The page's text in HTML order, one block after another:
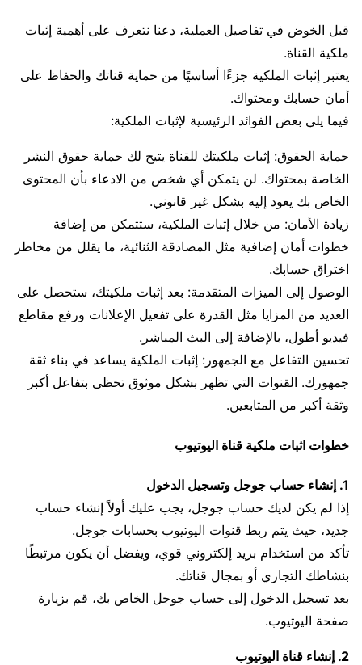
قبل الخوض في تفاصيل العملية، دعنا نتعرف على أهمية إثبات
ملكية القناة.
يعتبر إثبات الملكية جزءًا أساسيًا من حماية قناتك والحفاظ على
أمان حسابك ومحتواك.
فيما يلي بعض الفوائد الرئيسية لإثبات الملكية:
حماية الحقوق: إثبات ملكيتك للقناة يتيح لك حماية حقوق النشر
الخاصة بمحتواك. لن يتمكن أي شخص من الادعاء بأن المحتوى
الخاص بك يعود إليه بشكل غير قانوني.
زيادة الأمان: من خلال إثبات الملكية، ستتمكن من إضافة
خطوات أمان إضافية مثل المصادقة الثنائية، ما يقلل من مخاطر
اختراق حسابك.
الوصول إلى الميزات المتقدمة: بعد إثبات ملكيتك، ستحصل على
العديد من المزايا مثل القدرة على تفعيل الإعلانات ورفع مقاطع
فيديو أطول، بالإضافة إلى البث المباشر.
تحسين التفاعل مع الجمهور: إثبات الملكية يساعد في بناء ثقة
جمهورك. القنوات التي تظهر بشكل موثوق تحظى بتفاعل أكبر
وثقة أكبر من المتابعين.
خطوات اثبات ملكية قناة اليوتيوب
1. إنشاء حساب جوجل وتسجيل الدخول
إذا لم يكن لديك حساب جوجل، يجب عليك أولاً إنشاء حساب
جديد، حيث يتم ربط قنوات اليوتيوب بحسابات جوجل.
تأكد من استخدام بريد إلكتروني قوي، ويفضل أن يكون مرتبطًا
بنشاطك التجاري أو بمجال قناتك.
بعد تسجيل الدخول إلى حساب جوجل الخاص بك، قم بزيارة
صفحة اليوتيوب.
2. إنشاء قناة اليوتيوب